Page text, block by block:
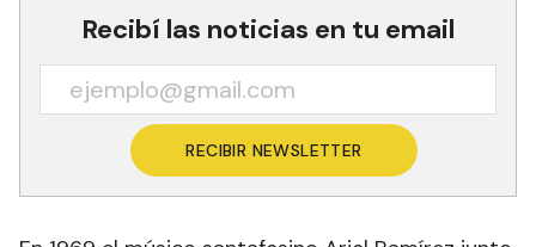
Recibí las noticias en tu email
RECIBIR NEWSLETTER